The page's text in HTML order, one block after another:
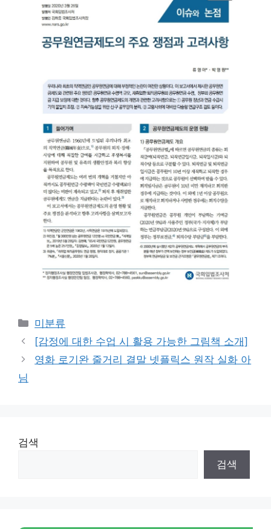
Categories
미분류
[감정에 대한 수업 시 활용 가능한 그림책 소개]
영화 로기완 줄거리 결말 넷플릭스 원작 실화 아
님
검색
검색